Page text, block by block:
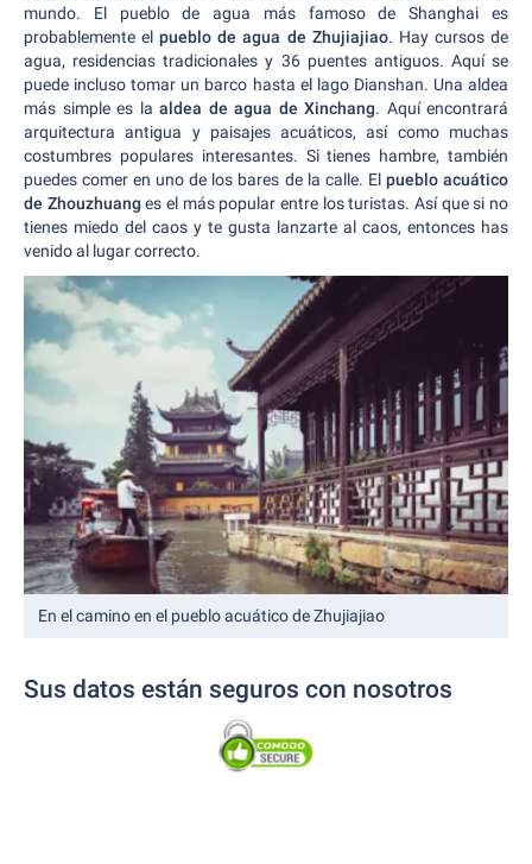
mundo. El pueblo de agua más famoso de Shanghai es
probablemente elpueblo de agua de Zhujiajiao. Hay cursos de
agua, residencias tradicionales y 36 puentes antiguos. Aquí se
puede incluso tomar un barco hasta el lago Dianshan. Una aldea
más simple es la aldea de agua de Xinchang. Aquí encontrará
arquitectura antigua y paisajes acuáticos, así como muchas
costumbres populares interesantes. Si tienes hambre, también
puedes comer en uno de los bares de la calle. El pueblo acuático
de Zhouzhuang es el más popular entre los turistas. Así que si no
tienes miedo del caos y te gusta lanzarte al caos, entonces has
venido al lugar correcto.
En el camino en el pueblo acuático de Zhujiajiao
Sus datos están seguros con nosotros